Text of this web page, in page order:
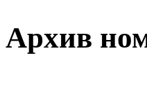
Архив